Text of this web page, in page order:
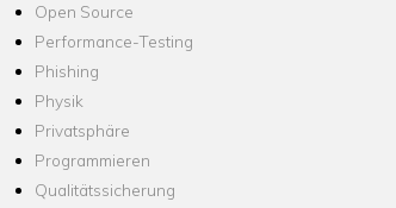
Open Source
Performance-Testing
Phishing
Physik
Privatsphäre
Programmieren
Qualitätssicherung